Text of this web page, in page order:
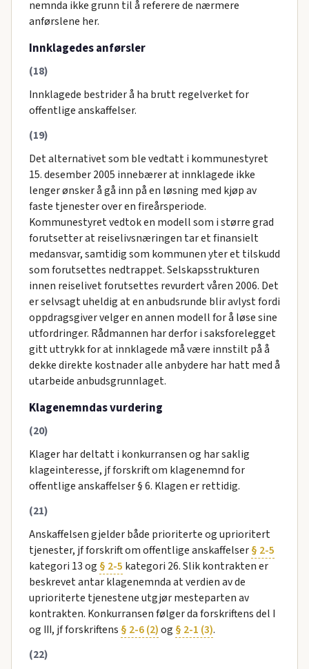
nemnda ikke grunn til å referere de nærmere
anførslene her.
Innklagedes anførsler
(18)
Innklagede bestrider å ha brutt regelverket for
offentlige anskaffelser.
(19)
Det alternativet som ble vedtatt i kommunestyret
15. desember 2005 innebærer at innklagede ikke
lenger ønsker å gå inn på en løsning med kjøp av
faste tjenester over en fireårsperiode.
Kommunestyret vedtok en modell som i større grad
forutsetter at reiselivsnæringen tar et finansielt
medansvar, samtidig som kommunen yter et tilskudd
som forutsettes nedtrappet. Selskapsstrukturen
innen reiselivet forutsettes revurdert våren 2006. Det
er selvsagt uheldig at en anbudsrunde blir avlyst fordi
oppdragsgiver velger en annen modell for å løse sine
utfordringer. Rådmannen har derfor i saksforelegget
gitt uttrykk for at innklagede må være innstilt på å
dekke direkte kostnader alle anbydere har hatt med å
utarbeide anbudsgrunnlaget.
Klagenemndas vurdering
(20)
Klager har deltatt i konkurransen og har saklig
klageinteresse, jf forskrift om klagenemnd for
offentlige anskaffelser § 6. Klagen er rettidig.
(21)
Anskaffelsen gjelder både prioriterte og uprioritert
tjenester, jf forskrift om offentlige anskaffelser§ 2-5
kategori 13 og § 2-5 kategori 26. Slik kontrakten er
beskrevet antar klagenemnda at verdien av de
uprioriterte tjenestene utgjør mesteparten av
kontrakten. Konkurransen følger da forskriftens del I
og III, jf forskriftens § 2-6 (2)og § 2-1 (3).
(22)